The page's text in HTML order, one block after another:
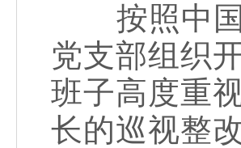
按照中国
党支部组织
班子高度重
长的巡视整